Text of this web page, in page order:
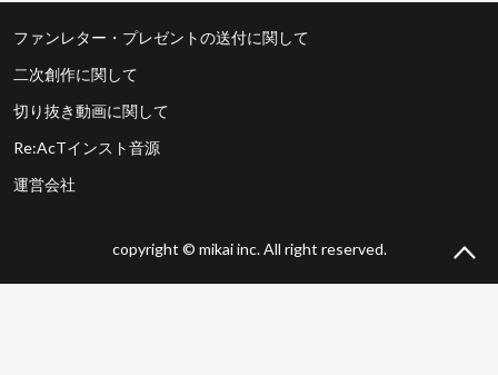
ファンレター・プレゼントの送付に関して
二次創作に関して
切り抜き動画に関して
Re:AcTインスト音源
運営会社
copyright © mikai inc. All right reserved.